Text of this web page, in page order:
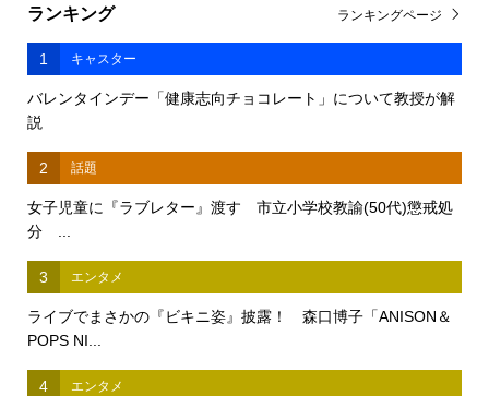
ランキング
1 キャスター
バレンタインデー「健康志向チョコレート」について教授が解
説
2 話題
女子児童に『ラブレター』渡す 市立小学校教諭(50代)懲戒処
分 ...
3 エンタメ
ライブでまさかの『ビキニ姿』披露！ 森口博子「ANISON＆
POPS NI...
4 エンタメ
ランキングページ